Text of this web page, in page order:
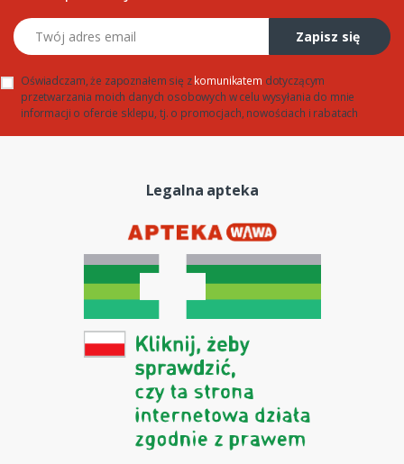
Twój adres email
Zapisz się
Oświadczam, że zapoznałem się zkomunikatem dotyczącym
przetwarzania moich danych osobowych w celu wysyłania do mnie
informacji o ofercie sklepu, tj. o promocjach, nowościach i rabatach
Legalna apteka